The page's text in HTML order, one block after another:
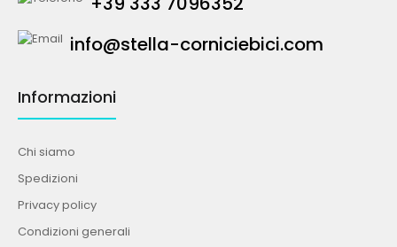
info@stella-corniciebici.com
Informazioni
Chi siamo
Spedizioni
Privacy policy
Condizioni generali